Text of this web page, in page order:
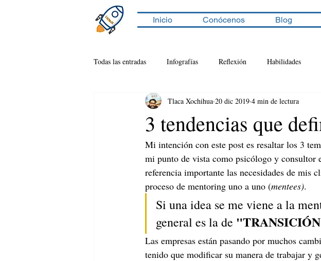
Inicio Conócenos Blog
Todas las entradas Infografías Reflexión Habilidades
3 tendencias que
Tlaca Xochihua 20 dic 2019 4 min de lectura
Mi intención con este post es resaltar los 3
mi punto de vista como psicólogo y consultor
referencia importante las necesidades de mis
proceso de mentoring uno a uno (mentees).
Si una idea se me viene a la
general es la de
Las empresas están pasando por muchos
tenido que modificar su manera de trabajar y